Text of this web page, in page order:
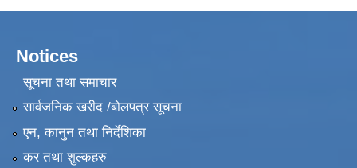
Notices
सूचना तथा समाचार
सार्वजनिक खरीद /बोलपत्र सूचना
एन, कानुन तथा निर्देशिका
कर तथा शुल्कहरु